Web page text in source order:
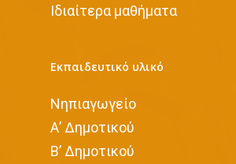
Iδιαίτερα μαθήματα
Εκπαιδευτικό υλικό
Νηπιαγωγείο
Α’ Δημοτικού
Β’ Δημοτικού